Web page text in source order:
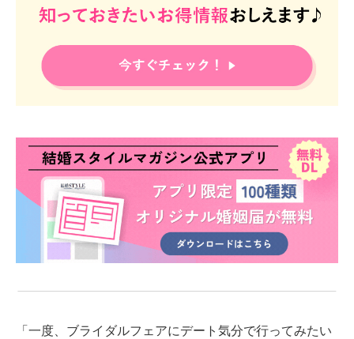
「一度、ブライダルフェアにデート気分で行ってみたい